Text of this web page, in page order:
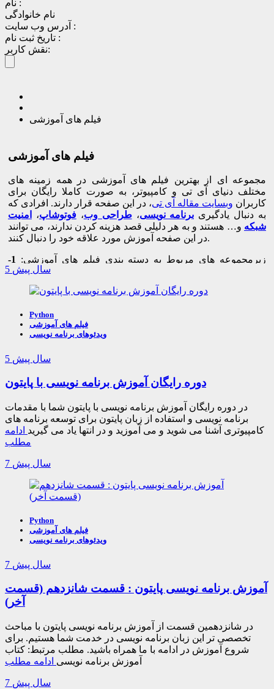
نام :
نام خانوادگی
آدرس وب سایت :
تاریخ ثبت نام :
نقش کاربر:
فیلم های آموزشی
فیلم های آموزشی
مجموعه ای از بهترین فیلم های آموزشی در همه زمینه های
مختلف دنیای آی تی و کامپیوتر، به صورت کاملا رایگان برای
کاربران وبسایت مقاله آی تی، در این صفحه قرار دارند. افرادی که
به دنبال یادگیری برنامه نویسی،طراحی وب،فوتوشاپ،
امنیت
شبکه و… هستند و به هر دلیلی قصد هزینه کردن ندارند، می توانند
در این صفحه آموزش مورد علاقه خود را دنبال کنند.
زیرمجموعه های مربوط به دسته بندی فیلم های آموزشی: 1-
کامپیوتر
5 سال پیش
Python
فیلم های آموزشی
ویدئوهای برنامه نویسی
5 سال پیش
دوره رایگان آموزش برنامه نویسی با پایتون
در دوره رایگان آموزش برنامه نویسی با پایتون شما با مقدمات
برنامه نویسی و استفاده از زبان پایتون برای توسعه برنامه های
کامپیوتری آشنا می شوید و می آموزید و در انتها یاد می گیرید ادامه
مطلب
7 سال پیش
Python
فیلم های آموزشی
ویدئوهای برنامه نویسی
7 سال پیش
آموزش برنامه نویسی پایتون : قسمت شانزدهم (قسمت
آخر)
در شانزدهمین قسمت از آموزش برنامه نویسی پایتون با مباحث
تخصصی تر این زبان برنامه نویسی در خدمت شما هستیم. برای
شروع آموزش در ادامه با ما همراه باشید. مطلب مرتبط: کتاب
آموزش برنامه نویسی ادامه مطلب
7 سال پیش